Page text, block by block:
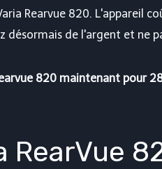
Rearvue 820. L'appareil
désormais de l'argent et ne
820 maintenant pour
RearVue